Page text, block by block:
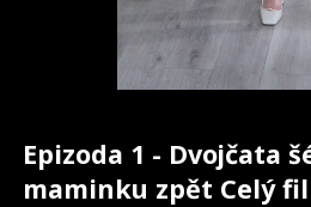
Epizoda 1 - Dvojčata
maminku zpět Celý